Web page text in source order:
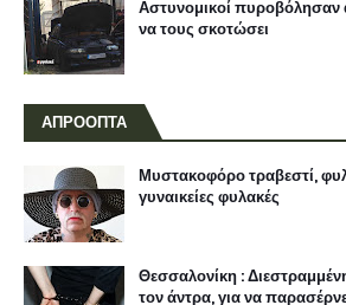
Αστυνομικοί πυροβόλησαν
να τους σκοτώσει
ΑΠΡΟΟΠΤΑ
Μυστακοφόρο τραβεστί,
γυναικείες φυλακές
Θεσσαλονίκη :
τον άντρα, για να